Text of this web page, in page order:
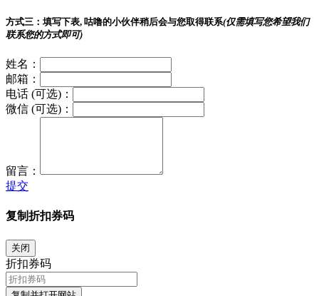
方式三： 填写下表, 咕噜的小伙伴稍后会与您取得联系(仅需填写您希望我们
联系您的方式即可)
姓名：
邮箱：
电话 (可选)：
微信 (可选)：
留言：
提交
复制折扣券码
关闭
折扣券码